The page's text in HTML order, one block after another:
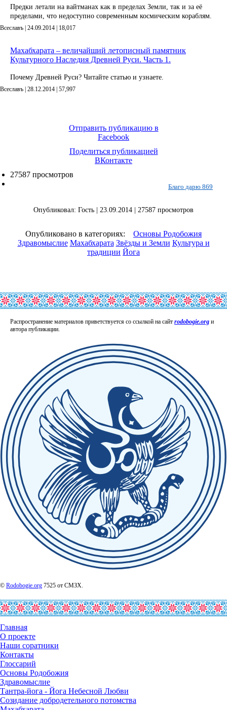
Предки летали на вайтманах как в пределах Земли, так и за её
пределами, что недоступно современным космическим кораблям.
Всеславъ | 24.09.2014 | 18,017
Махабхарата – величайший летописный памятник
Культурного Наследия Древней Руси. Часть 1.
Почему Древней Руси? Читайте статью и узнаете.
Всеславъ | 28.12.2014 | 57,997
Отправить публикацию в
Facebook
Поделиться публикацией
ВКонтакте
27587 просмотров
Благо дарю 869
Опубликовал: Гость | 23.09.2014 | 27587 просмотров
Опубликовано в категориях: Основы Родобожия
Здравомыслие Махабхарата Звёзды и Земли Культура и
традиции Йога
Распространение материалов приветствуется со ссылкой на сайт rodobogie.org и
автора публикации.
© Rodobogie.org 7525 от СМЗХ.
Главная
О проекте
Наши соратники
Контакты
Глоссарий
Основы Родобожия
Здравомыслие
Тантра-йога - Йога Небесной Любви
Созидание добродетельного потомства